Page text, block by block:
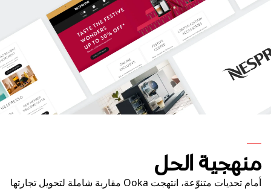
منهجية الحل
أمام تحديات متنوّعة، انتهجت Ooka مقاربة شاملة لتحويل تجارتها